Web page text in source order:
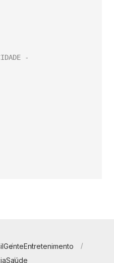
GenteEntretenimento
Saúde